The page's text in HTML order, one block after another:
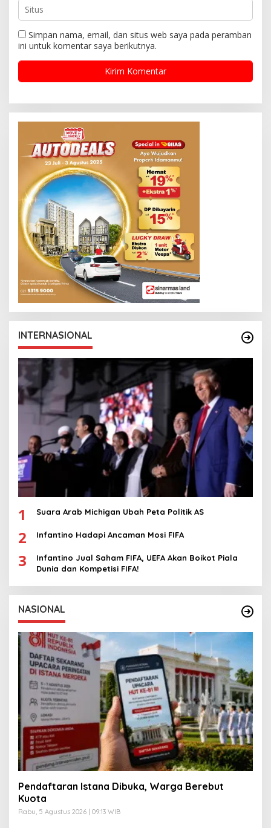
Simpan nama, email, dan situs web saya pada peramban
ini untuk komentar saya berikutnya.
INTERNASIONAL
1 Suara Arab Michigan Ubah Peta Politik AS
2 Infantino Hadapi Ancaman Mosi FIFA
3
Infantino Jual Saham FIFA, UEFA Akan Boikot Piala
Dunia dan Kompetisi FIFA!
NASIONAL
Pendaftaran Istana Dibuka, Warga Berebut
Kuota
Rabu, 5 Agustus 2026 | 09:13 WIB